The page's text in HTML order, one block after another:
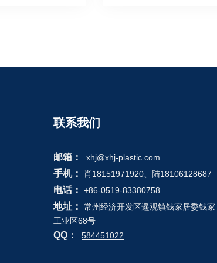
联系我们
邮箱： xhj@xhj-plastic.com
手机： 肖18151971920、陆18106128687
电话： +86-0519-83380758
地址：
常州经济开发区遥观镇钱家居委钱家
工业区68号
QQ： 584451022